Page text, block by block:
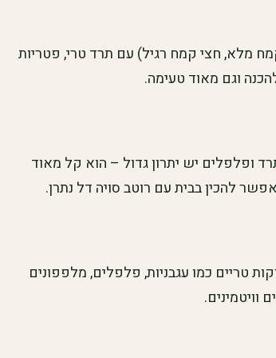
מלא, חצי קמח רגיל) עם תרד טרי, פטריות
וגם מאוד טעימה.
ופלפלים יש יתרון גדול – הוא קל מאוד
להכין בבית עם רוטב סויה דל נתרן.
טריים כמו עגבניות, פלפלים, מלפפונים
וויטמינים.